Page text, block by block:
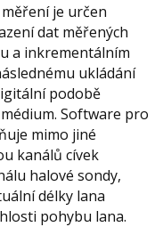
je určen
dat měřených
a inkrementálním
ukládání
podobě
Software pro
mimo jiné
kanálů cívek
halové sondy,
délky lana
pohybu lana.